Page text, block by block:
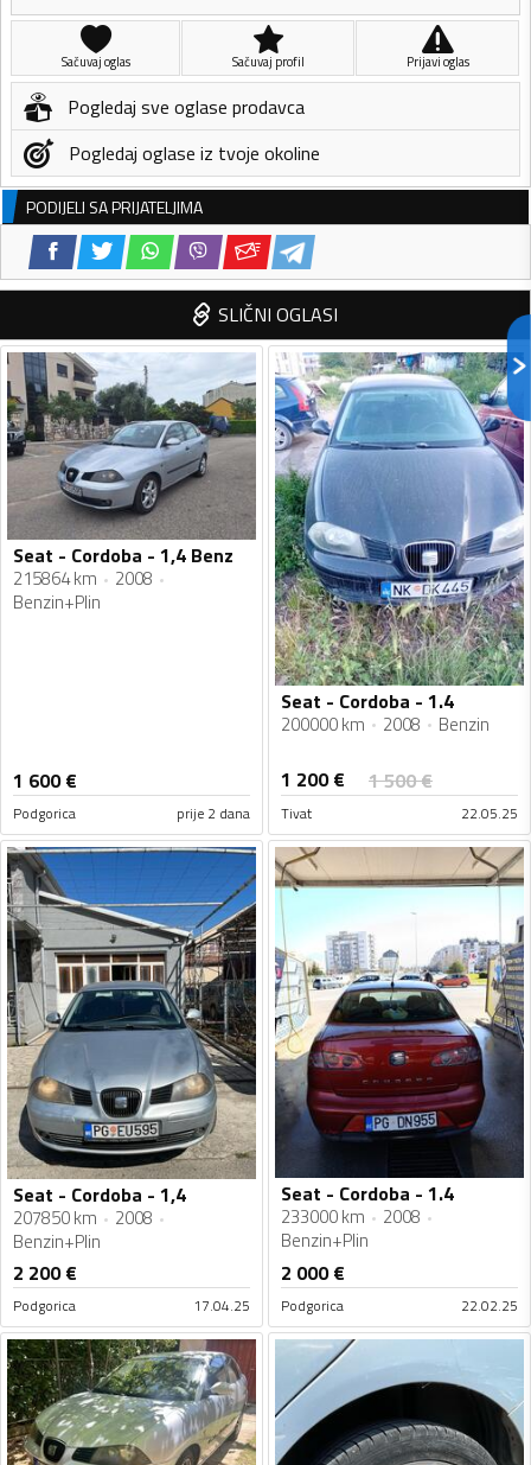
Sačuvaj oglas Sačuvaj profil Prijavi oglas
Pogledaj sve oglase prodavca
Pogledaj oglase iz tvoje okoline
PODIJELI SA PRIJATELJIMA
SLIČNI OGLASI
Seat - Cordoba - 1,4 Benz
215864 km
2008
Benzin+Plin
1 600€
Podgorica prije 2 dana
Seat - Cordoba - 1.4
200000 km 2008 Benzin
1 200€ 1 500€
Tivat 22.05.25
Seat - Cordoba - 1,4
207850 km
2008
Benzin+Plin
2 200€
Podgorica 17.04.25
Seat - Cordoba - 1.4
233000 km
2008
Benzin+Plin
2 000€
Podgorica 22.02.25